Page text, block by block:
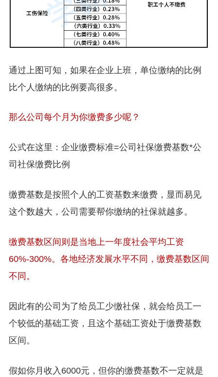
通过上图可知，如果在企业上班，单位缴纳的比例
比个人缴纳的比例要高很多。
那么公司每个月为你缴费多少呢？
公式在这里：企业缴费标准=公司社保缴费基数*公
司社保缴费比例
缴费基数是按照个人的工资基数来缴费，显而易见
这个数越大，公司需要帮你缴纳的社保就越多。
缴费基数区间则是当地上一年度社会平均工资
60%-300%。各地经济发展水平不同，缴费基数区间
不同。
因此有的公司为了给员工少缴社保，就会给员工一
个较低的基础工资，且这个基础工资处于缴费基数
区间。
假如你月收入6000元，但你的缴费基数不一定就是